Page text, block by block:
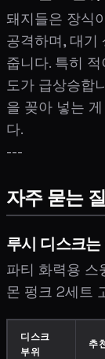
돼지들은 장식
공격하며, 대기
줍니다. 특히
도가 급상승합
을 꽂아 넣는
다.
---
자주 묻는
루시 디스크
파티 화력용 스
몬 펑크 2세트
디스크
부위
추